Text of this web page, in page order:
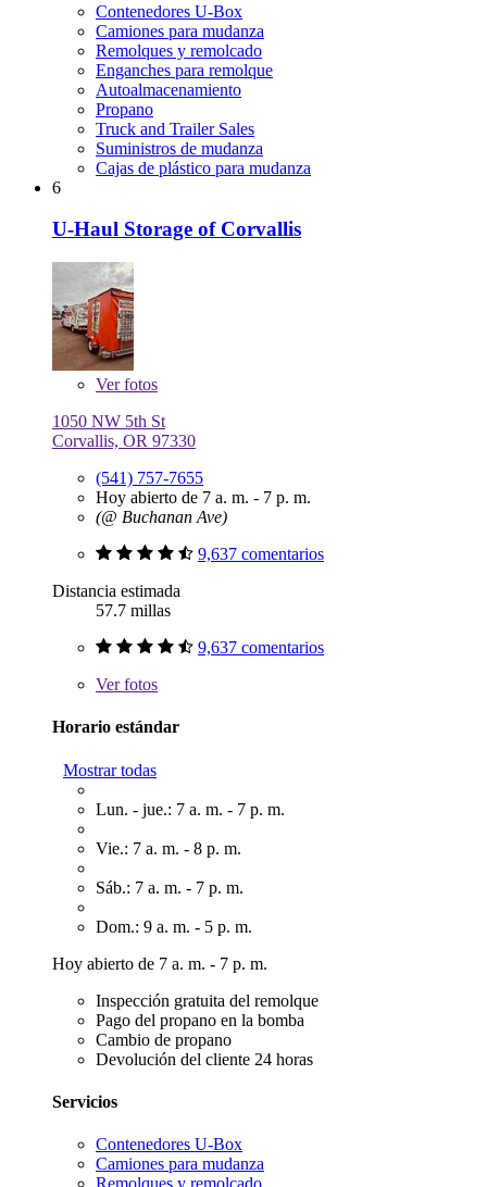
Contenedores U-Box
Camiones para mudanza
Remolques y remolcado
Enganches para remolque
Autoalmacenamiento
Propano
Truck and Trailer Sales
Suministros de mudanza
Cajas de plástico para mudanza
6
U-Haul Storage of Corvallis
Verfotos
1050 NW 5th St
Corvallis, OR 97330
(541) 757-7655
Hoy abierto de 7 a. m. - 7 p. m.
(@ Buchanan Ave)
9,637 comentarios
Distancia estimada
57.7 millas
9,637 comentarios
Verfotos
Horario estándar
Mostrar todas
Lun. - jue.: 7 a. m. - 7 p. m.
Vie.: 7 a. m. - 8 p. m.
Sáb.: 7 a. m. - 7 p. m.
Dom.: 9 a. m. - 5 p. m.
Hoy abierto de 7 a. m. - 7 p. m.
Inspección gratuita del remolque
Pago del propano en la bomba
Cambio de propano
Devolución del cliente 24 horas
Servicios
Contenedores U-Box
Camiones para mudanza